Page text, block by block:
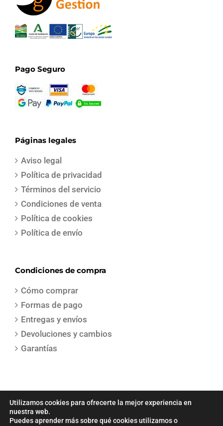
Pago Seguro
Páginas legales
Aviso legal
Política de privacidad
Términos del servicio
Condiciones de venta
Política de cookies
Política de envío
Condiciones de compra
Cómo comprar
Formas de pago
Entregas y envíos
Devoluciones y cambios
Garantías
COPYRIGHT 2021 | Todos los derechos reservados | Creado por
Utilizamos cookies para ofrecerte la mejor experiencia en
nuestra web.
Puedes aprender más sobre qué cookies utilizamos o